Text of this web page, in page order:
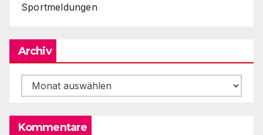
Sportmeldungen
Archiv
Archiv
Kommentare